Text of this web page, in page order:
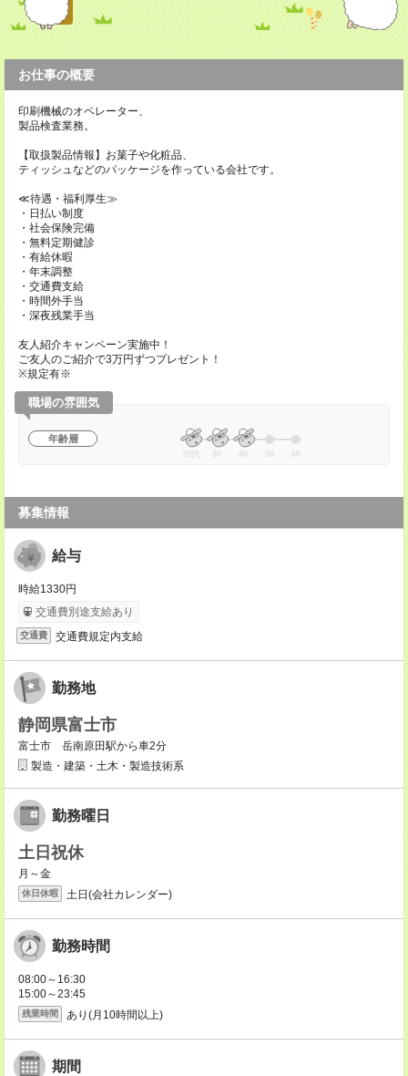
お仕事の概要
印刷機械のオペレーター、
製品検査業務。
【取扱製品情報】お菓子や化粧品、
ティッシュなどのパッケージを作っている会社です。
≪待遇・福利厚生≫
・日払い制度
・社会保険完備
・無料定期健診
・有給休暇
・年末調整
・交通費支給
・時間外手当
・深夜残業手当
友人紹介キャンペーン実施中！
ご友人のご紹介で3万円ずつプレゼント！
※規定有※
職場の雰囲気
年齢層
20代 30 40 50 60
募集情報
給与
時給1330円
交通費別途支給あり
交通費 交通費規定内支給
勤務地
静岡県富士市
富士市 岳南原田駅から車2分
製造・建築・土木・製造技術系
勤務曜日
土日祝休
月～金
休日休暇 土日(会社カレンダー)
勤務時間
08:00～16:30
15:00～23:45
残業時間 あり(月10時間以上)
期間